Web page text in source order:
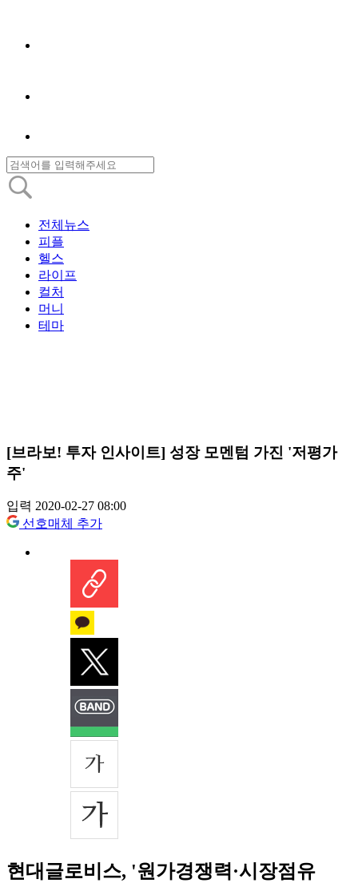
전체뉴스
피플
헬스
라이프
컬처
머니
테마
[브라보! 투자 인사이트] 성장 모멘텀 가진 '저평가
주'
입력 2020-02-27 08:00
선호매체 추가
현대글로비스, '원가경쟁력·시장점유